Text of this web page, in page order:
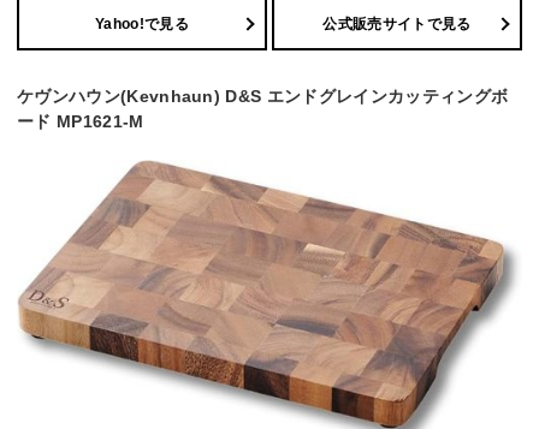
Yahoo!で見る 公式販売サイトで見る
ケヴンハウン(Kevnhaun) D&S エンドグレインカッティングボ
ード MP1621-M